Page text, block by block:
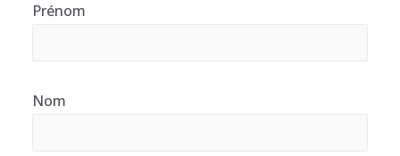
Prénom
Nom